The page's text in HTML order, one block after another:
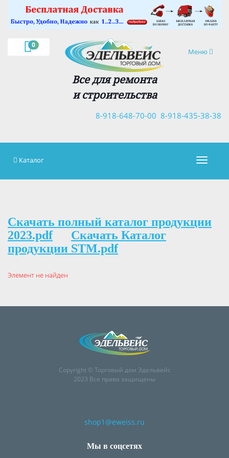
0
Навигация
Меню
Все для ремонта
и строительства
8-918-435-38-38
8-918-648-70-00
×
Каталог
Скачать полный каталог продукции
2023.pdf
Скачать Каталог
продукции STM.pdf
Элемент не найден
Copyright © Торговый дом Эдельвейс
2023 Все права защищены
shop1@eweiss.ru
Мы в соцсетях